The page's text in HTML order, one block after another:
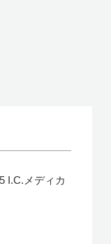
I.C.メディカ